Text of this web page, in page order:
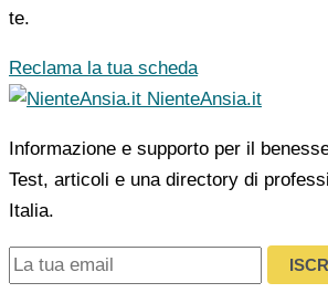
te.
Reclama la tua scheda
NienteAnsia.it
Informazione e supporto per il
Test, articoli e una directory di
Italia.